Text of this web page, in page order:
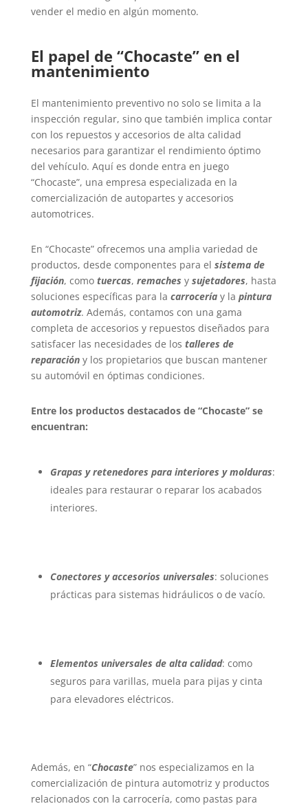
vender el medio en algún momento.
El papel de “Chocaste” en el
mantenimiento
El mantenimiento preventivo no solo se limita a la
inspección regular, sino que también implica contar
con los repuestos y accesorios de alta calidad
necesarios para garantizar el rendimiento óptimo
del vehículo. Aquí es donde entra en juego
“Chocaste”, una empresa especializada en la
comercialización de autopartes y accesorios
automotrices.
En “Chocaste” ofrecemos una amplia variedad de
productos, desde componentes para el sistema de
fijación, como tuercas, remaches y sujetadores, hasta
soluciones específicas para la carroceríay la pintura
automotriz. Además, contamos con una gama
completa de accesorios y repuestos diseñados para
satisfacer las necesidades de los talleres de
reparacióny los propietarios que buscan mantener
su automóvil en óptimas condiciones.
Entre los productos destacados de “Chocaste” se
encuentran:
Grapas y retenedores para interiores y molduras:
ideales para restaurar o reparar los acabados
interiores.
Conectores y accesorios universales: soluciones
prácticas para sistemas hidráulicos o de vacío.
Elementos universales de alta calidad: como
seguros para varillas, muela para pijas y cinta
para elevadores eléctricos.
Además, en “Chocaste” nos especializamos en la
comercialización de pintura automotriz y productos
relacionados con la carrocería, como pastas para